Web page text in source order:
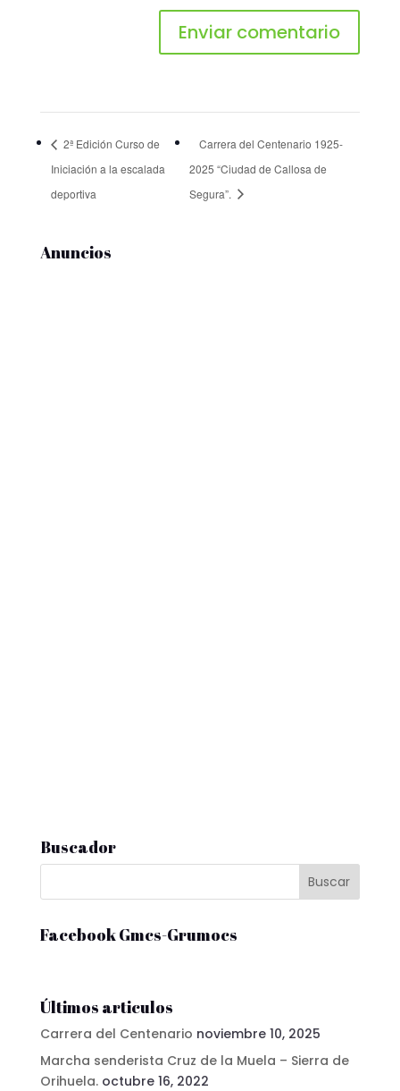
2ª Edición Curso de
Iniciación a la escalada
deportiva
Carrera del Centenario 1925-
2025 “Ciudad de Callosa de
Segura”.
Anuncios
Buscador
Facebook Gmcs-Grumocs
Últimos articulos
Carrera del Centenario noviembre 10, 2025
Marcha senderista Cruz de la Muela – Sierra de
Orihuela. octubre 16, 2022